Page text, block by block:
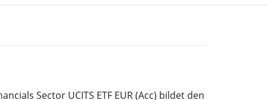
Sector UCITS ETF EUR (Acc) bildet den